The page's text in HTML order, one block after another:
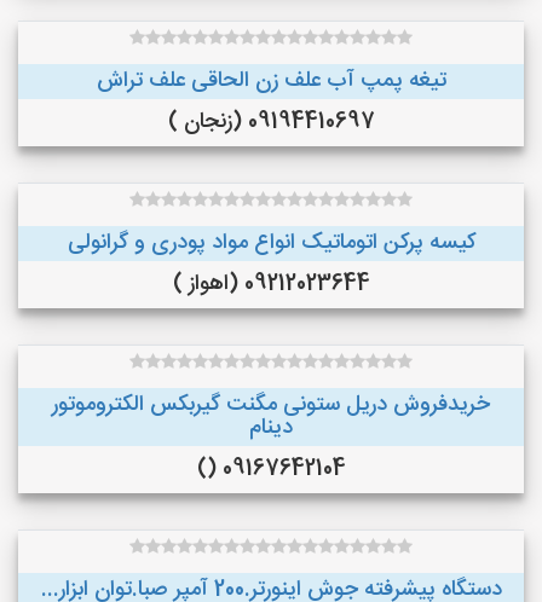
تیغه پمپ آب علف زن الحاقی علف تراش
09194410697 (زنجان )
کیسه پرکن اتوماتیک انواع مواد پودری و گرانولی
09212023644 (اهواز )
خریدفروش دریل ستونی مگنت گیربکس الکتروموتور
دینام
09167642104 ()
دستگاه پیشرفته جوش اینورتر.200 آمپر صبا.توان ابزار...